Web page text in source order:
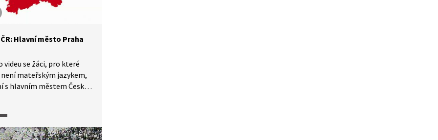
Hlavní město Praha
videu se žáci, pro které
mateřským jazykem,
s hlavním městem České